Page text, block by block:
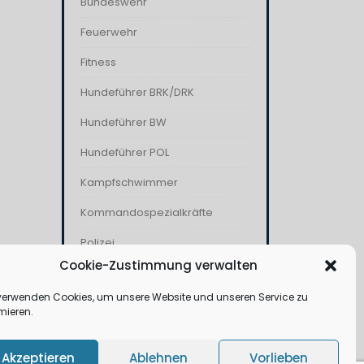
Cookie-Zustimmung verwalten
Cookies, um unsere Website und unseren Service zu
Akzeptieren Ablehnen Vorlieben
Feuerwehr
Fitness
Hundeführer BRK/DRK
Hundeführer BW
Hundeführer POL
Kampfschwimmer
Kommandospezialkräfte
Polizei
THW
Wasserwacht